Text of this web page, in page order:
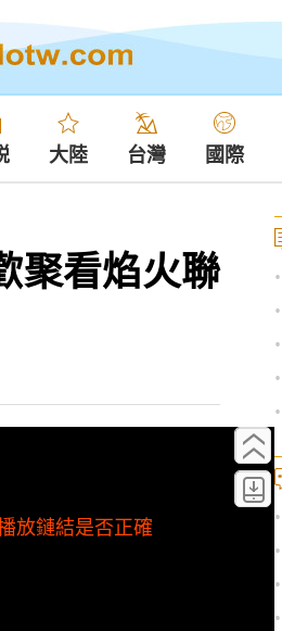
大陸 台灣 國際
聚看焰火聯
放鏈結是否正確
•
•
•
•
•
•
•
•
•